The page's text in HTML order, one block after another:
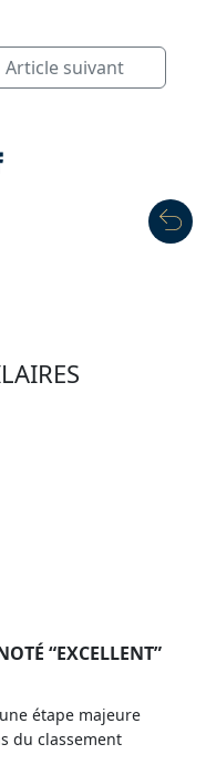
Article suivant
“EXCELLENT”
étape majeure
du classement